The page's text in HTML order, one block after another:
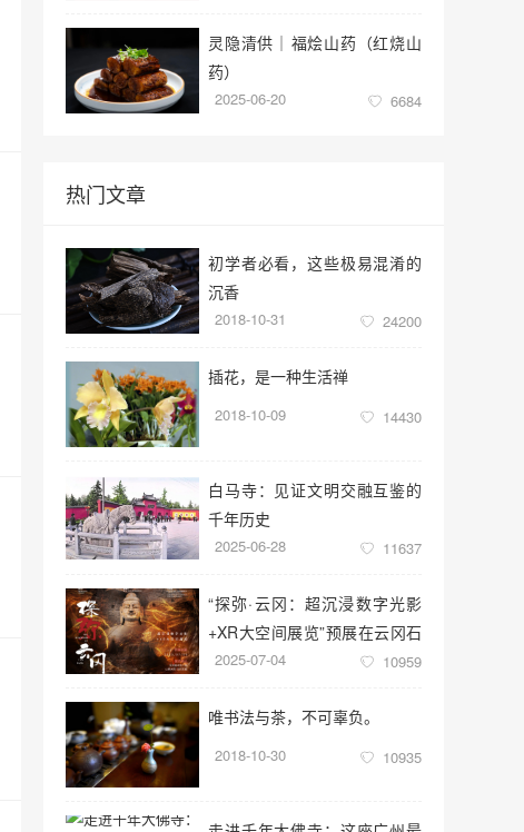
灵隐清供｜​福烩山药（红烧山
药）
2025-06-20 6684
热门文章
初学者必看，这些极易混淆的
沉香
2018-10-31 24200
插花，是一种生活禅
2018-10-09 14430
白马寺：见证文明交融互鉴的
千年历史
2025-06-28 11637
“探弥·云冈：超沉浸数字光影
+XR大空间展览”预展在云冈石
窟云冈美术馆启幕
2025-07-04 10959
唯书法与茶，不可辜负。
2018-10-30 10935